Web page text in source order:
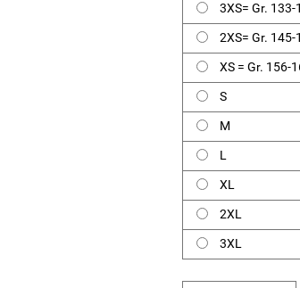
3XS= Gr. 133-
2XS= Gr. 145-
XS = Gr. 156-
S
M
L
XL
2XL
3XL